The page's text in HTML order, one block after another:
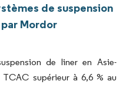
de suspension
Mordor
de liner en Asie-
supérieur à 6,6 % au